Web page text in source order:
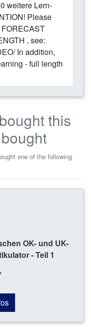
weitere Lern-
Please
FORECAST
, see:
In addition,
- full length
this
one of the following
OK- und UK-
- Teil 1